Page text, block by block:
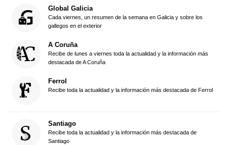
Global Galicia
Cada viernes, un resumen de la semana en Galicia y sobre los
gallegos en el exterior
A Coruña
Recibe de lunes a viernes toda la actualidad y la información más
destacada de A Coruña
Ferrol
Recibe toda la actualidad y la información más destacada de Ferrol
Santiago
Recibe toda la actualidad y la información más destacada de
Santiago